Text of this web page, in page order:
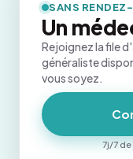
SANS
Un
Rejoignez la file
généraliste
vous soyez.
7j/7 de